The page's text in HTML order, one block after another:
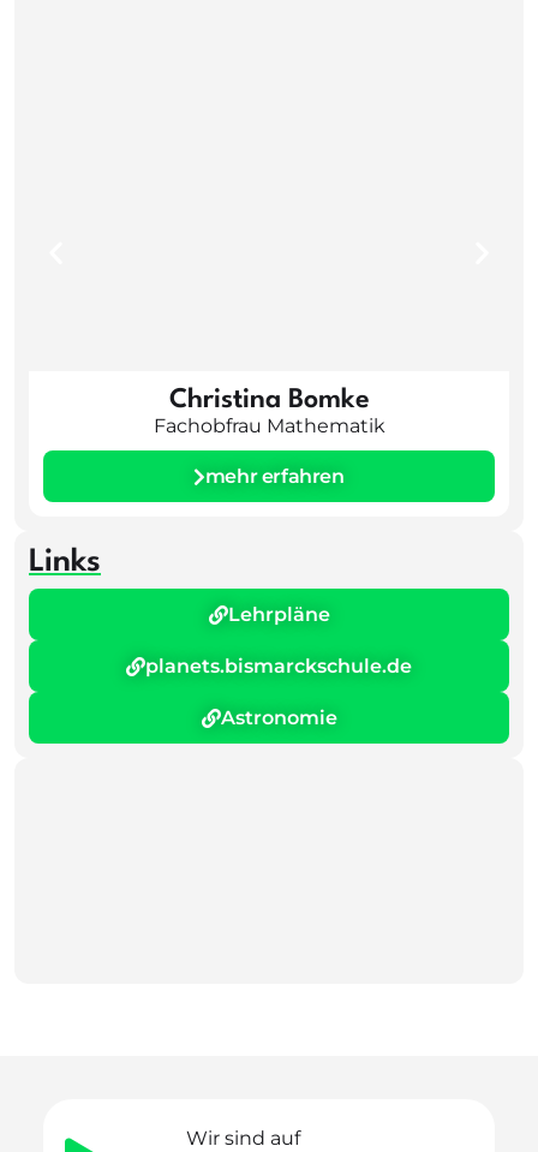
Christina Bomke
Fachobfrau Mathematik
mehr erfahren
Links
Lehrpläne
planets.bismarckschule.de
Astronomie
Wir sind auf